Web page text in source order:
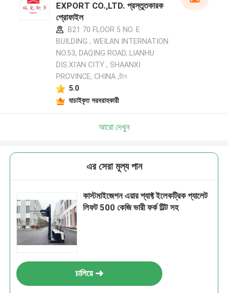
EXPORT CO.,LTD. প্রস্তুতকারক
প্রোফাইল
B21 70 FLOOR 5 NO. E
BUILDING , WEILAN INTERNATION
NO.53, DAQING ROAD, LIANHU
DIS.XI'AN CITY , SHAANXI
PROVINCE, CHINA ,চীন
5.0
যাচাইকৃত সরবরাহকারী
আরো দেখুন
এর সেরা মূল্য পান
কাস্টমাইজেশন এয়ার শ্যাফ্ট ইলেকট্রিক প্যালেট
লিফট 500 কেজি ভারী ফর্ক টিল্ট সহ
চালিয়ে